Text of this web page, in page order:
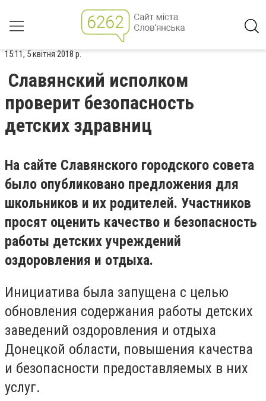
15:11, 5 квітня 2018 р.
Славянский исполком
проверит безопасность
детских здравниц
На сайте Славянского городского совета
было опубликовано предложения для
школьников и их родителей. Участников
просят оценить качество и безопасность
работы детских учреждений
оздоровления и отдыха.
Инициатива была запущена с целью
обновления содержания работы детских
заведений оздоровления и отдыха
Донецкой области, повышения качества
и безопасности предоставляемых в них
услуг.